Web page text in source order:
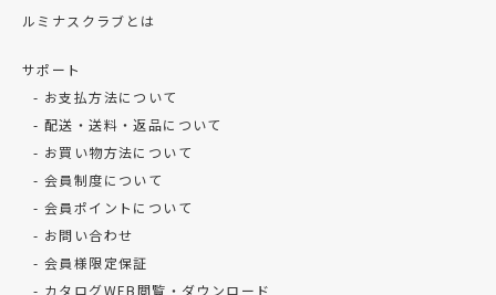
ルミナスクラブとは
サポート
お支払方法について
配送・送料・返品について
お買い物方法について
会員制度について
会員ポイントについて
お問い合わせ
会員様限定保証
カタログWEB閲覧・ダウンロード